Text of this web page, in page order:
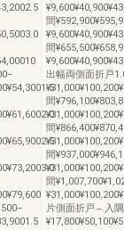
間
間
出幅両側面折戸
間
間
間
間
片側面折戸︵入